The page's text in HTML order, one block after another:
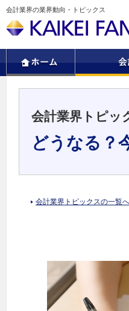
会計業界の業界動向・トピックス
会計業界トピッ
どうなる？
会計業界トピックスの一覧